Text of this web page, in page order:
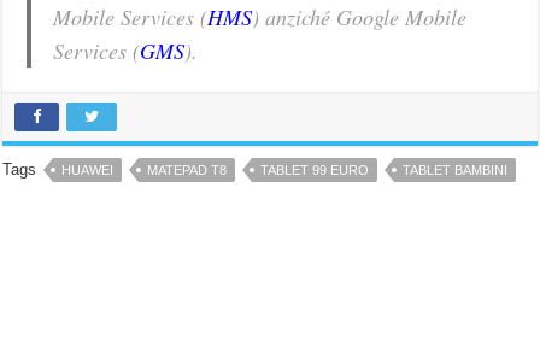
Mobile Services (HMS) anziché Google Mobile
Services (GMS).
Tags HUAWEI MATEPAD T8 TABLET 99 EURO TABLET BAMBINI